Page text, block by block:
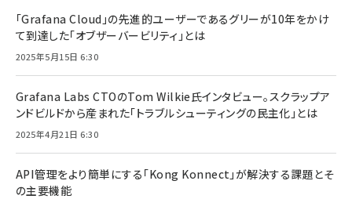
「Grafana Cloud」の先進的ユーザーであるグリーが10年をかけ
て到達した「オブザーバービリティ」とは
2025年5月15日 6:30
Grafana Labs CTOのTom Wilkie氏インタビュー。スクラップア
ンドビルドから産まれた「トラブルシューティングの民主化」とは
2025年4月21日 6:30
API管理をより簡単にする「Kong Konnect」が解決する課題とそ
の主要機能